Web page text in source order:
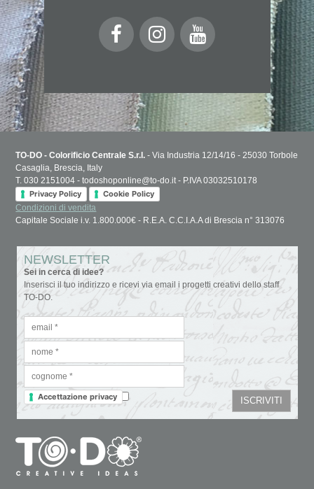
TO-DO - Colorificio Centrale S.r.l. - Via Industria 12/14/16 - 25030 Torbole
Casaglia, Brescia, Italy
T. 030 2151004 - todoshoponline@to-do.it - P.IVA 03032510178
Privacy Policy
Cookie Policy
Condizioni di vendita
Capitale Sociale i.v. 1.800.000€ - R.E.A. C.C.I.A.A di Brescia n° 313076
NEWSLETTER
Sei in cerca di idee?
Inserisci il tuo indirizzo e ricevi via email i progetti creativi dello staff
TO-DO.
Accettazione privacy